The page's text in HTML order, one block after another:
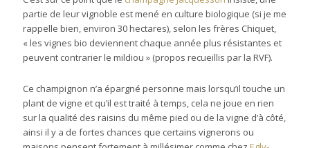
partie de leur vignoble est mené en culture biologique (si je me
rappelle bien, environ 30 hectares), selon les frères Chiquet,
« les vignes bio deviennent chaque année plus résistantes et
peuvent contrarier le mildiou » (propos recueillis par la RVF).
Ce champignon n’a épargné personne mais lorsqu’il touche un
plant de vigne et qu’il est traité à temps, cela ne joue en rien
sur la qualité des raisins du même pied ou de la vigne d’à côté,
ainsi il y a de fortes chances que certains vignerons ou